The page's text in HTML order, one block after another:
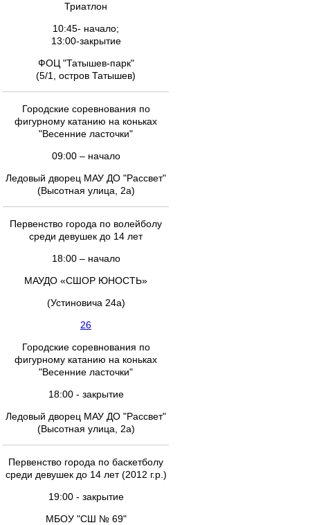
Триатлон
10:45- начало;
13:00-закрытие
ФОЦ "Татышев-парк"
(5/1, остров Татышев)
Городские соревнования по
фигурному катанию на коньках
"Весенние ласточки"
09:00 – начало
Ледовый дворец МАУ ДО "Рассвет"
(Высотная улица, 2а)
Первенство города по волейболу
среди девушек до 14 лет
18:00 – начало
МАУДО «СШОР ЮНОСТЬ»
(Устиновича 24а)
26
Городские соревнования по
фигурному катанию на коньках
"Весенние ласточки"
18:00 - закрытие
Ледовый дворец МАУ ДО "Рассвет"
(Высотная улица, 2а)
Первенство города по баскетболу
среди девушек до 14 лет (2012 г.р.)
19:00 - закрытие
МБОУ "СШ № 69"